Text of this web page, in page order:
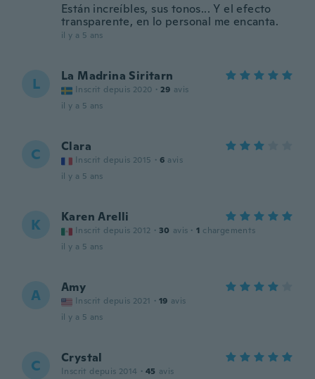
Están increíbles, sus tonos... Y el efecto
transparente, en lo personal me encanta.
il y a 5 ans
L La Madrina Siritarn
Inscrit depuis 2020 · 29 avis
il y a 5 ans
C Clara
Inscrit depuis 2015 · 6 avis
il y a 5 ans
K Karen Arelli
Inscrit depuis 2012 · 30 avis · 1 chargements
il y a 5 ans
A Amy
Inscrit depuis 2021 · 19 avis
il y a 5 ans
C Crystal
Inscrit depuis 2014 · 45 avis